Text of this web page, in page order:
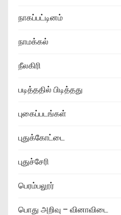
நாகப்பட்டினம்
நாமக்கல்
நீலகிரி
படித்ததில் பிடித்தது
புகைப்படங்கள்
புதுக்கோட்டை
புதுச்சேரி
பெரம்பலூர்
பொது அறிவு – வினாவிடை